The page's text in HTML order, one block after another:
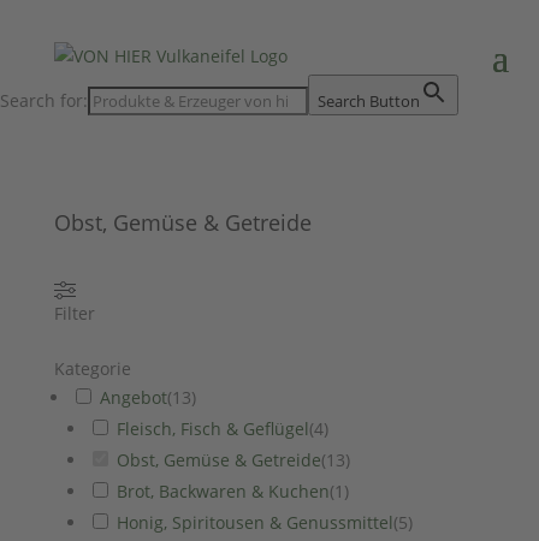
Search for: Search Button
Obst, Gemüse & Getreide
Filter
Kategorie
Angebot(13)
Fleisch, Fisch & Geflügel(4)
Obst, Gemüse & Getreide(13)
Brot, Backwaren & Kuchen(1 )
Honig, Spiritousen & Genussmittel(5)